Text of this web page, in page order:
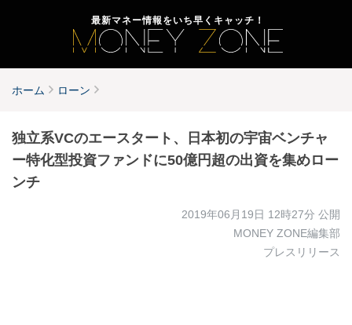
最新マネー情報をいち早くキャッチ！
ホーム ローン
独立系VCのエースタート、日本初の宇宙ベンチャ
ー特化型投資ファンドに50億円超の出資を集めロー
ンチ
2019年06月19日 12時27分 公開
MONEY ZONE編集部
プレスリリース